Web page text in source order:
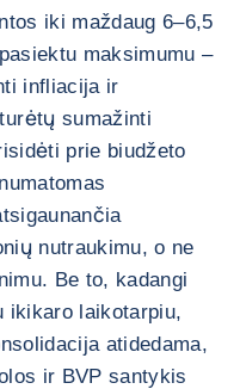
iki maždaug 6–6,5
maksimumu –
infliacija ir
sumažinti
prie biudžeto
nutraukimu, o ne
Be to, kadangi
ikikaro laikotarpiu,
atidedama,
ir BVP santykis